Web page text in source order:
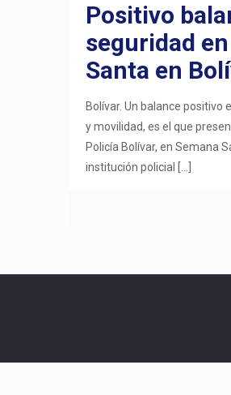
Positivo
seguridad
Santa en
Bolívar. Un balance positivo
y movilidad, es el que
Policía Bolívar, en Semana
institución policial